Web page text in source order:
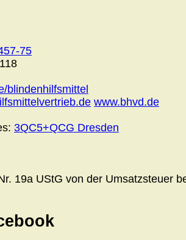
75
blindenhilfsmittel
www.bhvd.de
3QC5+QCG Dresden
19a UStG von der Umsatzsteuer